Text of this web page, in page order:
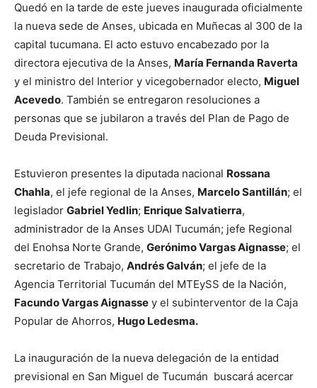
Quedó en la tarde de este jueves inaugurada oficialmente
la nueva sede de Anses, ubicada en Muñecas al 300 de la
capital tucumana. El acto estuvo encabezado por la
directora ejecutiva de la Anses, María Fernanda Raverta
y el ministro del Interior y vicegobernador electo, Miguel
Acevedo. También se entregaron resoluciones a
personas que se jubilaron a través del Plan de Pago de
Deuda Previsional.
Estuvieron presentes la diputada nacional Rossana
Chahla, el jefe regional de la Anses, Marcelo Santillán; el
legislador Gabriel Yedlin; Enrique Salvatierra,
administrador de la Anses UDAI Tucumán; jefe Regional
del Enohsa Norte Grande, Gerónimo Vargas Aignasse; el
secretario de Trabajo, Andrés Galván; el jefe de la
Agencia Territorial Tucumán del MTEySS de la Nación,
Facundo Vargas Aignasse y el subinterventor de la Caja
Popular de Ahorros, Hugo Ledesma.
La inauguración de la nueva delegación de la entidad
previsional en San Miguel de Tucumán buscará acercar